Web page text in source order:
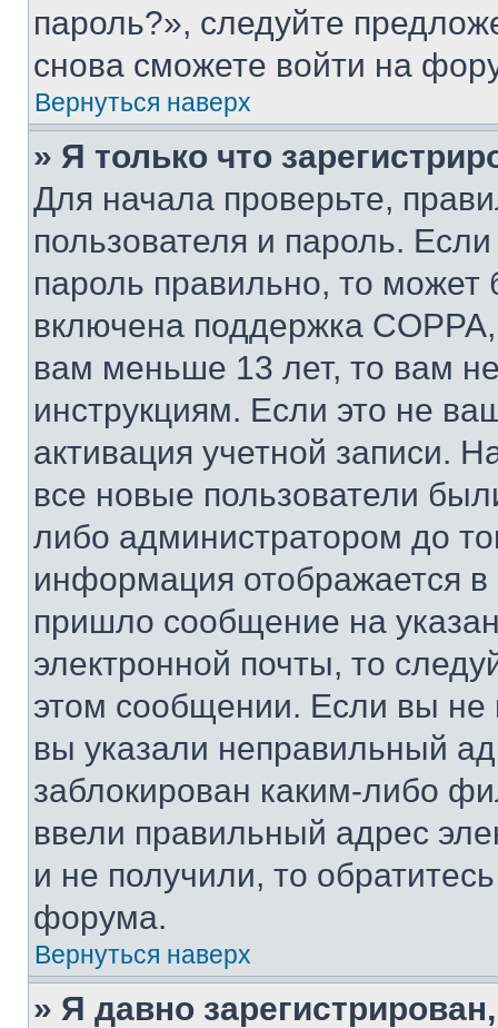
пароль?», следуйте
снова сможете войти на
Вернуться наверх
» Я только что
Для начала проверьте,
пользователя и пароль.
пароль правильно, то может
включена поддержка
вам меньше 13 лет, то вам
инструкциям. Если это не
активация учетной записи.
все новые пользователи
либо администратором до
информация отображается
пришло сообщение на
электронной почты, то
этом сообщении. Если вы
вы указали неправильный
заблокирован каким-либо
ввели правильный адрес
и не получили, то
форума.
Вернуться наверх
» Я давно